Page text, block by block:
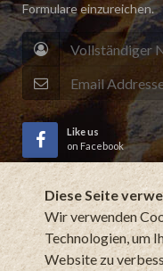
Formulare einzureichen.
Like us
on Facebook
Subscribe
to YouTube Channel
Diese Seite
Wir verwenden
Technologien, um
Website zu